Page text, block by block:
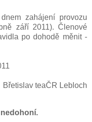
zahájení provozu
září 2011). Členové
po dohodě měnit -
Břetislav teaČR Lebloch
nedohoní.